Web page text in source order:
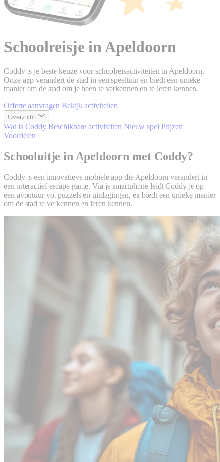
Schoolreisje in Apeldoorn
Coddy is je beste keuze voor schoolreisactiviteiten in Apeldoorn.
Onze app verandert de stad in een speeltuin en biedt een unieke
manier om de stad om je heen te verkennen en te leren kennen.
Offerte aanvragen Bekijk activiteiten
Overzicht
Wat is Coddy Beschikbare activiteiten Nieuw spel Prijzen
Voordelen
Schooluitje in Apeldoorn met Coddy?
Coddy is een innovatieve mobiele app die Apeldoorn verandert in
een interactief escape game. Via je smartphone leidt Coddy je op
een avontuur vol puzzels en uitdagingen, en biedt een unieke manier
om de stad te verkennen en leren kennen.